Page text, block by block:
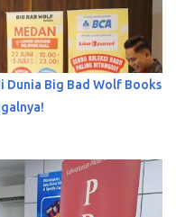
Dunia Big Bad Wolf Books